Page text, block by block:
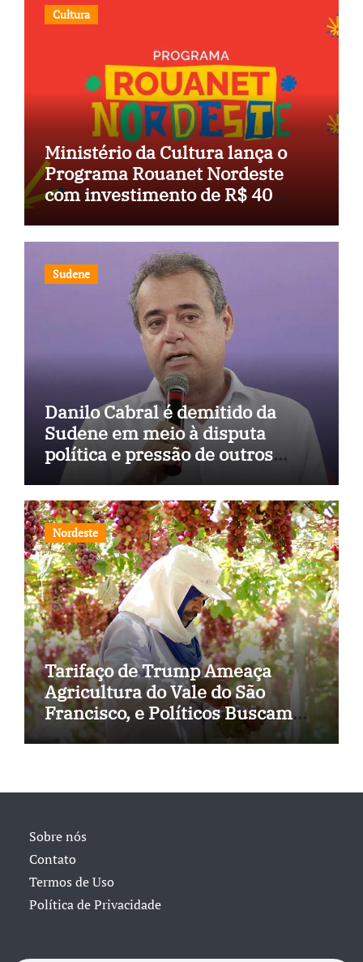
Cultura
Ministério da Cultura lança o
Programa Rouanet Nordeste
com investimento de R$ 40
Sudene
Danilo Cabral é demitido da
Sudene em meio à disputa
política e pressão de outros
estados
Nordeste
Tarifaço de Trump Ameaça
Agricultura do Vale do São
Francisco, e Políticos Buscam
Soluções
Sobre nós
Contato
Termos de Uso
Política de Privacidade